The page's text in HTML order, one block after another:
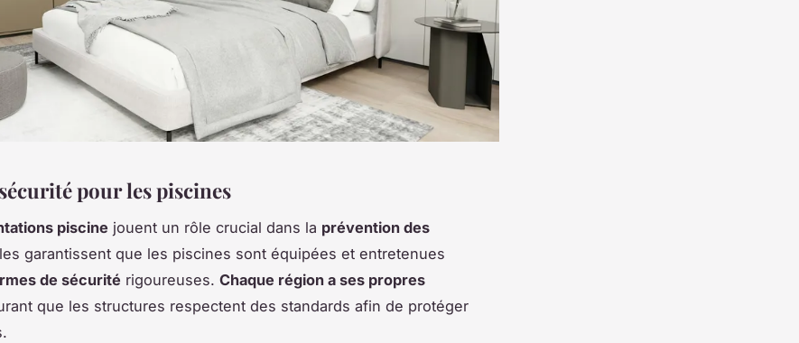
pour les piscines
piscine jouent un rôle crucial dans la prévention des
garantissent que les piscines sont équipées et entretenues
de sécurité rigoureuses. Chaque région a ses propres
que les structures respectent des standards afin de protéger